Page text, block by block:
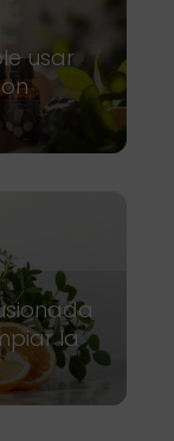
usar
la